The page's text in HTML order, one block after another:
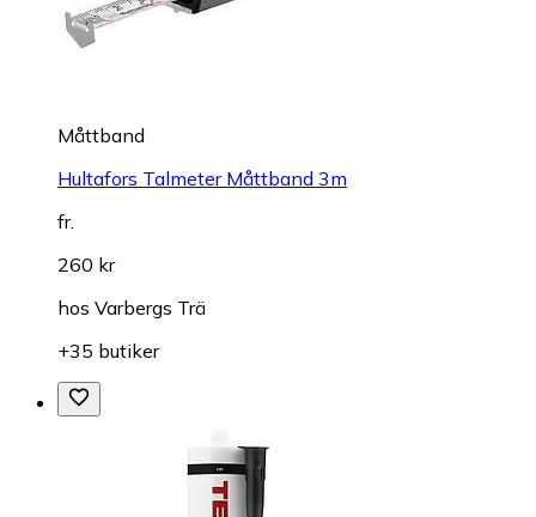
Måttband
Hultafors Talmeter Måttband 3m
fr.
260 kr
hos Varbergs Trä
+35 butiker